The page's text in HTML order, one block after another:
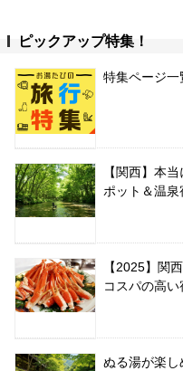
ピックアップ特集！
特集ページ一
【関西】本
ポット＆温泉
【2025】関
コスパの高
ぬる湯が楽